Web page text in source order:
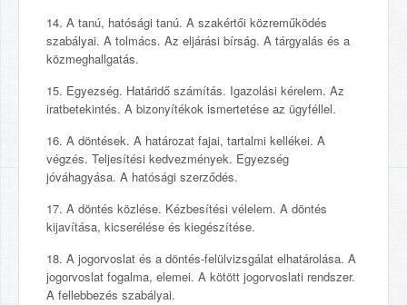
14. A tanú, hatósági tanú. A szakértői közreműködés
szabályai. A tolmács. Az eljárási bírság. A tárgyalás és a
közmeghallgatás.
15. Egyezség. Határidő számítás. Igazolási kérelem. Az
iratbetekintés. A bizonyítékok ismertetése az ügyféllel.
16. A döntések. A határozat fajai, tartalmi kellékei. A
végzés. Teljesítési kedvezmények. Egyezség
jóváhagyása. A hatósági szerződés.
17. A döntés közlése. Kézbesítési vélelem. A döntés
kijavítása, kicserélése és kiegészítése.
18. A jogorvoslat és a döntés-felülvizsgálat elhatárolása. A
jogorvoslat fogalma, elemei. A kötött jogorvoslati rendszer.
A fellebbezés szabályai.